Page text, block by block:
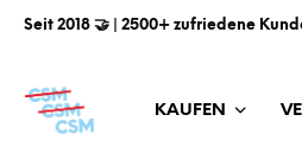
Seit 2018 🤝 | 2500+ zufriedene
KAUFEN